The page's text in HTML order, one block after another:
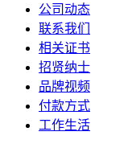
公司动态
联系我们
相关证书
招贤纳士
品牌视频
付款方式
工作生活